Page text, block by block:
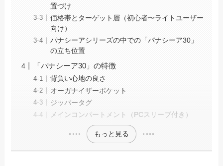
置づけ
価格帯とターゲット層（初心者〜ライトユーザー
向け）
パナシーアシリーズの中での「パナシーア30」
の立ち位置
「パナシーア30」の特徴
背負い心地の良さ
オーガナイザーポケット
ジッパータグ
メインコンパートメント（PCスリーブ付き）
もっと見る